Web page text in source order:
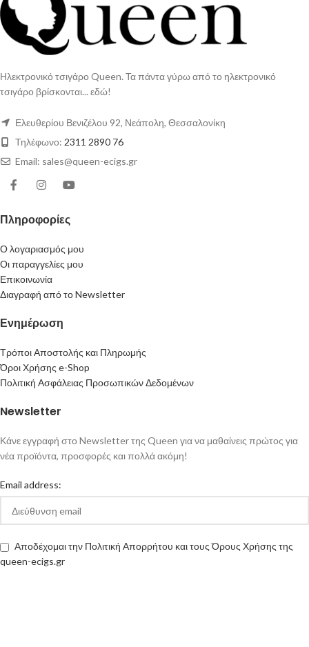
Ηλεκτρονικό τσιγάρο Queen. Τα πάντα γύρω από το ηλεκτρονικό
τσιγάρο βρίσκονται... εδώ!
Ελευθερίου Βενιζέλου 92, Νεάπολη, Θεσσαλονίκη
Τηλέφωνο: 2311 2890 76
Email: sales@queen-ecigs.gr
Πληροφορίες
Ο λογαριασμός μου
Οι παραγγελίες μου
Επικοινωνία
Διαγραφή από το Newsletter
Ενημέρωση
Τρόποι Αποστολής και Πληρωμής
Όροι Χρήσης e-Shop
Πολιτική Ασφάλειας Προσωπικών Δεδομένων
Newsletter
Κάνε εγγραφή στο Newsletter της Queen για να μαθαίνεις πρώτος για
νέα προϊόντα, προσφορές και πολλά ακόμη!
Email address:
Αποδέχομαι την Πολιτική Απορρήτου και τους Όρους Χρήσης της
queen-ecigs.gr